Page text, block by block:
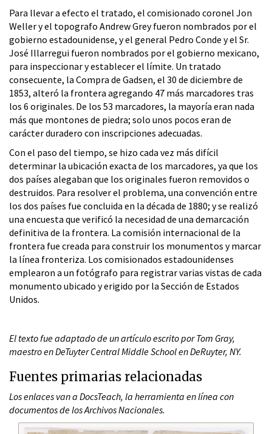
Para llevar a efecto el tratado, el comisionado coronel Jon
Weller y el topografo Andrew Grey fueron nombrados por el
gobierno estadounidense, y el general Pedro Conde y el Sr.
José Illarregui fueron nombrados por el gobierno mexicano,
para inspeccionar y establecer el límite. Un tratado
consecuente, la Compra de Gadsen, el 30 de diciembre de
1853, alteró la frontera agregando 47 más marcadores tras
los 6 originales. De los 53 marcadores, la mayoría eran nada
más que montones de piedra; solo unos pocos eran de
carácter duradero con inscripciones adecuadas.
Con el paso del tiempo, se hizo cada vez más difícil
determinar la ubicación exacta de los marcadores, ya que los
dos países alegaban que los originales fueron removidos o
destruidos. Para resolver el problema, una convención entre
los dos países fue concluida en la década de 1880; y se realizó
una encuesta que verificó la necesidad de una demarcación
definitiva de la frontera. La comisión internacional de la
frontera fue creada para construir los monumentos y marcar
la línea fronteriza. Los comisionados estadounidenses
emplearon a un fotógrafo para registrar varias vistas de cada
monumento ubicado y erigido por la Sección de Estados
Unidos.
El texto fue adaptado de un artículo escrito por Tom Gray,
maestro en DeTuyter Central Middle School en DeRuyter, NY.
Fuentes primarias relacionadas
Los enlaces van a DocsTeach, la herramienta en línea con
documentos de los Archivos Nacionales.